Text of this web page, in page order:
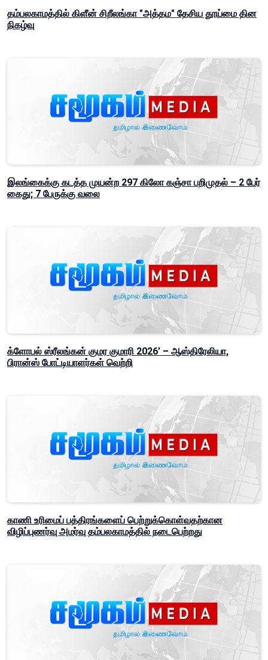
தம்பலகாமத்தில் கிளீன் சிறீலங்கா "அத்தம" தேசிய தூய்மை தின
நிகழ்வு
இலங்கைக்கு கடத்த முயன்ற 297 கிலோ கஞ்சா பறிமுதல் – 2 பேர்
கைது; 7 பேருக்கு வலை
க்ளோபல் ஸ்ரீலங்கன் குமர குமாரி 2026’ – ஆஸ்திரேலியா,
பிரான்ஸ் போட்டியாளர்கள் வெற்றி
காணி உரிமைப் பத்திரங்களைப் பெற்றுக்கொள்வதற்கான
விழிப்புணர்வு அமர்வு தம்பலகாமத்தில் நடைபெற்றது